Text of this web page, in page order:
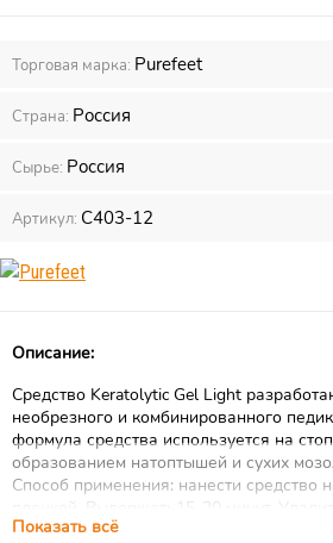
Торговая марка: Purefeet
Страна: Россия
Сырье: Россия
Артикул: С403-12
Описание:
Cредство Keratolytic Gel Light
необрезного и комбинированного
формула средства используется на
образованием натоптышей и сухих
Способ применения: нанести средство
пленкой. Выдержать15-20 минут.
помощью терки. Тщательно смыть
Показать всё